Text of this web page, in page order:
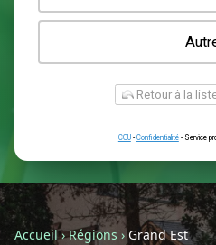
Une prise
Je ne
Accueil›Régions ›Grand Est